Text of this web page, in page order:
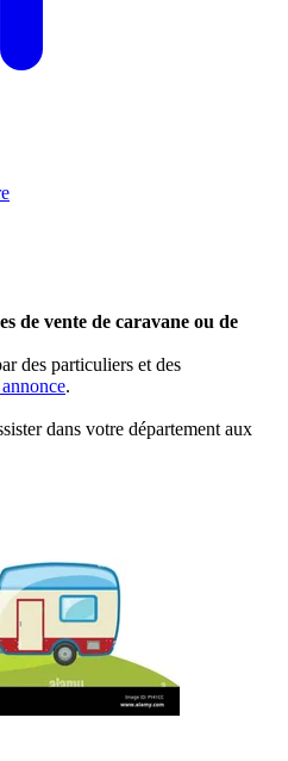
de vente de caravane ou de
des particuliers et des
.
dans votre département aux